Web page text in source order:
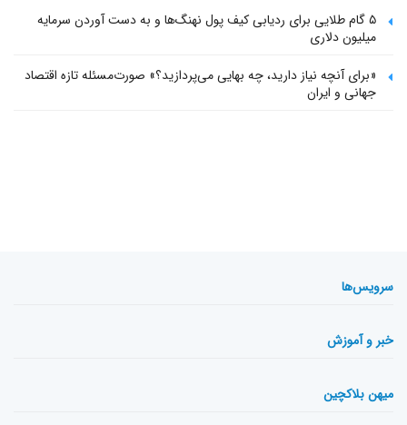
۵ گام طلایی برای ردیابی کیف پول‌ نهنگ‌ها و به دست آوردن سرمایه
میلیون دلاری
«برای آنچه نیاز دارید، چه بهایی می‌پردازید؟» صورت‌مسئله تازه اقتصاد
جهانی و ایران
سرویس‌ها
خبر و آموزش
میهن بلاکچین